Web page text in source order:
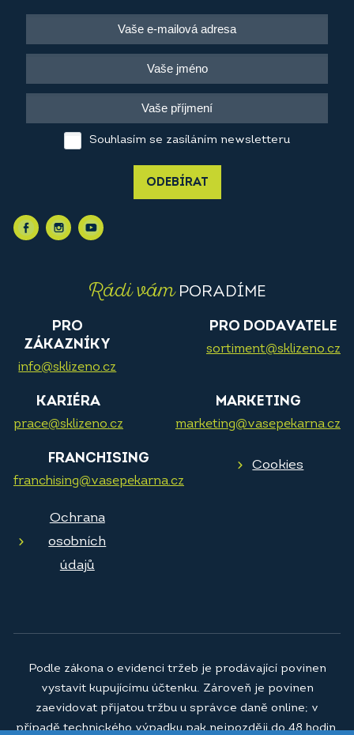
Souhlasím se zasíláním newsletteru
ODEBÍRAT
Rádi vámPORADÍME
PRO
ZÁKAZNÍKY
info@sklizeno.cz
PRO DODAVATELE
sortiment@sklizeno.cz
KARIÉRA
prace@sklizeno.cz
MARKETING
marketing@vasepekarna.cz
FRANCHISING
franchising@vasepekarna.cz
Cookies
Ochrana
osobních
údajů
Podle zákona o evidenci tržeb je prodávající povinen
vystavit kupujícímu účtenku. Zároveň je povinen
zaevidovat přijatou tržbu u správce daně online; v
případě technického výpadku pak nejpozději do 48 hodin.